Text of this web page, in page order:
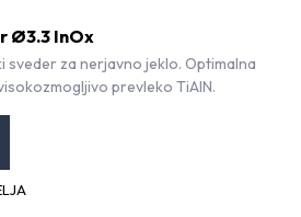
Ø3.3 InOx
sveder za nerjavno jeklo. Optimalna
prevleko TiAlN.